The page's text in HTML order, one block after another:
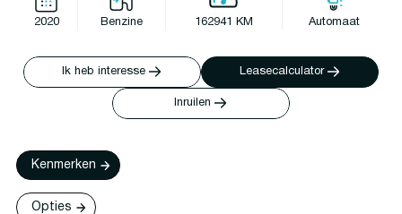
2020 Benzine 162941 KM Automaat
Ik heb interesse Leasecalculator
Inruilen
Kenmerken
Opties